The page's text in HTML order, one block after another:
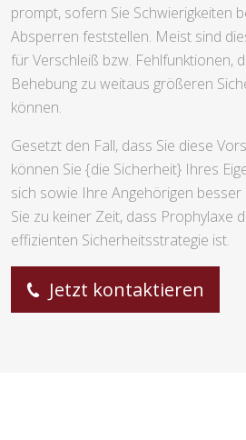
prompt, sofern Sie Schwierigkeiten
Absperren feststellen. Meist sind
für Verschleiß bzw. Fehlfunktionen,
Behebung zu weitaus größeren
können.
Gesetzt den Fall, dass Sie diese
können Sie {die Sicherheit} Ihres
sich sowie Ihre Angehörigen besser
Sie zu keiner Zeit, dass Prophylaxe
effizienten Sicherheitsstrategie ist.
Jetzt kontaktieren